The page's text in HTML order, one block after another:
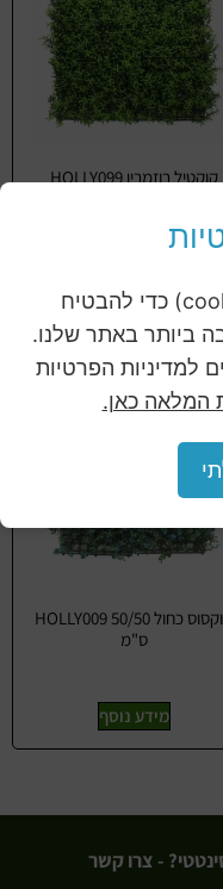
אנו משתמשים בעוגיות (cookies) כדי להבטיח
ביותר באתר שלנו.
למדיניות הפרטיות
המלאה כאן.
קוקטיל רוזמרין HOLLY099
בוקסוס כחול HOLLY009 50/50
ס"מ
מידע נוסף
- צרו קשר